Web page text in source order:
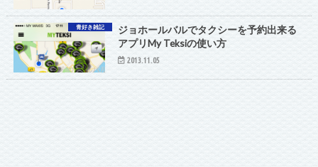
青好き雑記
ジョホールバルでタクシーを予約出来る
アプリMy Teksiの使い方
2013.11.05